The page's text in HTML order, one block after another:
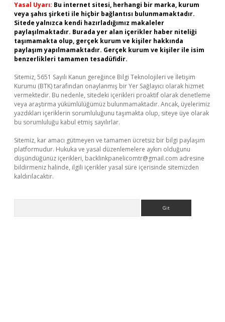
Yasal Uyarı: Bu internet sitesi, herhangi bir marka, kurum
veya şahıs şirketi ile hiçbir bağlantısı bulunmamaktadır.
Sitede yalnızca kendi hazırladığımız makaleler
paylaşılmaktadır. Burada yer alan içerikler haber niteliği
taşımamakta olup, gerçek kurum ve kişiler hakkında
paylaşım yapılmamaktadır. Gerçek kurum ve kişiler ile isim
benzerlikleri tamamen tesadüfidir.
Sitemiz, 5651 Sayılı Kanun gereğince Bilgi Teknolojileri ve İletişim
Kurumu (BTK) tarafından onaylanmış bir Yer Sağlayıcı olarak hizmet
vermektedir. Bu nedenle, sitedeki içerikleri proaktif olarak denetleme
veya araştırma yükümlülüğümüz bulunmamaktadır. Ancak, üyelerimiz
yazdıkları içeriklerin sorumluluğunu taşımakta olup, siteye üye olarak
bu sorumluluğu kabul etmiş sayılırlar.
Sitemiz, kar amacı gütmeyen ve tamamen ücretsiz bir bilgi paylaşım
platformudur. Hukuka ve yasal düzenlemelere aykırı olduğunu
düşündüğünüz içerikleri, backlinkpanelicomtr@gmail.com adresine
bildirmeniz halinde, ilgili içerikler yasal süre içerisinde sitemizden
kaldırılacaktır.